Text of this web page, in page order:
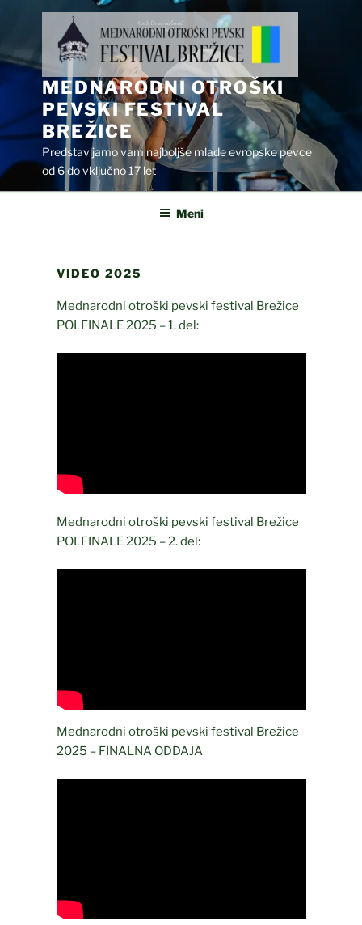
vsebino
MEDNARODNI OTROŠKI
PEVSKI FESTIVAL
BREŽICE
Predstavljamo vam najboljše mlade evropske pevce
od 6 do vključno 17 let
Meni
VIDEO 2025
Mednarodni otroški pevski festival Brežice
POLFINALE 2025 – 1. del:
Mednarodni otroški pevski festival Brežice
POLFINALE 2025 – 2. del:
Mednarodni otroški pevski festival Brežice
2025 – FINALNA ODDAJA